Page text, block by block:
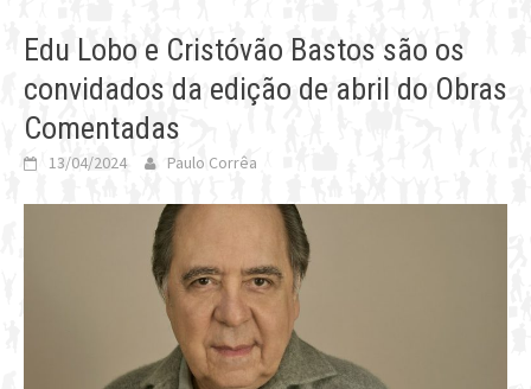
Edu Lobo e Cristóvão Bastos são os
convidados da edição de abril do Obras
Comentadas
13/04/2024 Paulo Corrêa